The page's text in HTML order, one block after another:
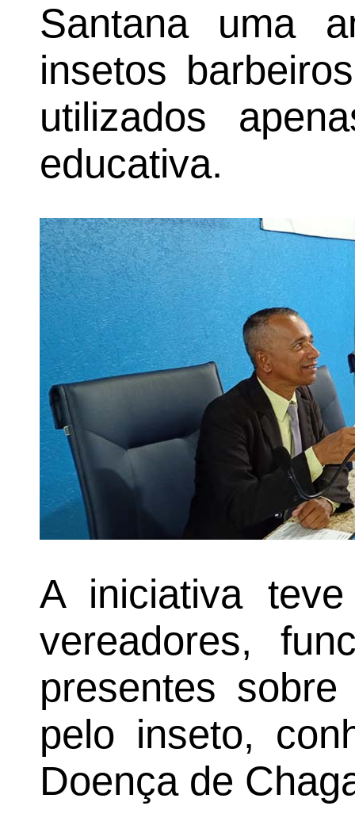
Santana uma
insetos
utilizados
educativa.
A iniciativa
vereadores,
presentes
pelo inseto,
Doença de